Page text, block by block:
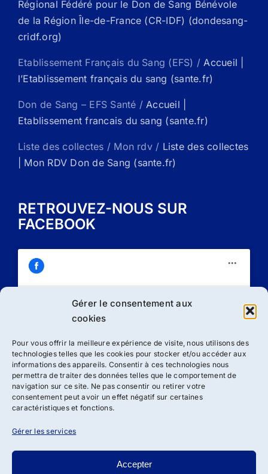
Gérer le consentement aux
cookies
Pour vous offrir la meilleure expérience de visite, nous utilisons des
technologies telles que les cookies pour stocker et/ou accéder aux
informations des appareils. Consentir à ces technologies nous
permettra de traiter des données telles que le comportement de
navigation sur ce site. Ne pas consentir ou retirer votre
consentement peut avoir un effet négatif sur certaines
caractéristiques et fonctions.
Gérer les services
Accepter
Régional Fédéré pour le Don de Sang Bénévole
de la Région Île-de-France (CR-IDF) (dondesang-
cridf.org)
Etablissement Français du Sang (EFS) /Accueil |
l’Etablissement français du sang (sante.fr)
Don de Sang – EFS Santé /Accueil |
Etablissement francais du sang (sante.fr)
Liste des collectes / Mon rdv / Liste des collectes
| Mon RDV Don de Sang (sante.fr)
RETROUVEZ-NOUS SUR
FACEBOOK
Cliquez sur « J’accepte » pour activer
J’accepte